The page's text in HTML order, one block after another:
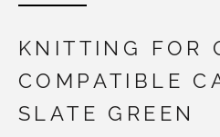
KNITTING FOR
COMPATIBLE
SLATE GREEN